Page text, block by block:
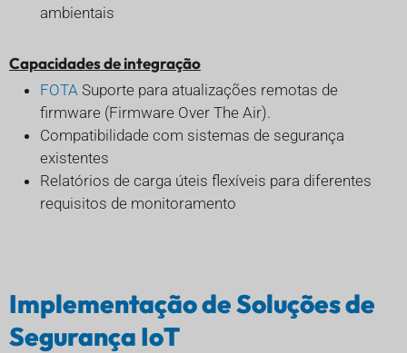
ambientais
Capacidades de integração
FOTA Suporte para atualizações remotas de
firmware (Firmware Over The Air).
Compatibilidade com sistemas de segurança
existentes
Relatórios de carga úteis flexíveis para diferentes
requisitos de monitoramento
Implementação de Soluções de
Segurança IoT